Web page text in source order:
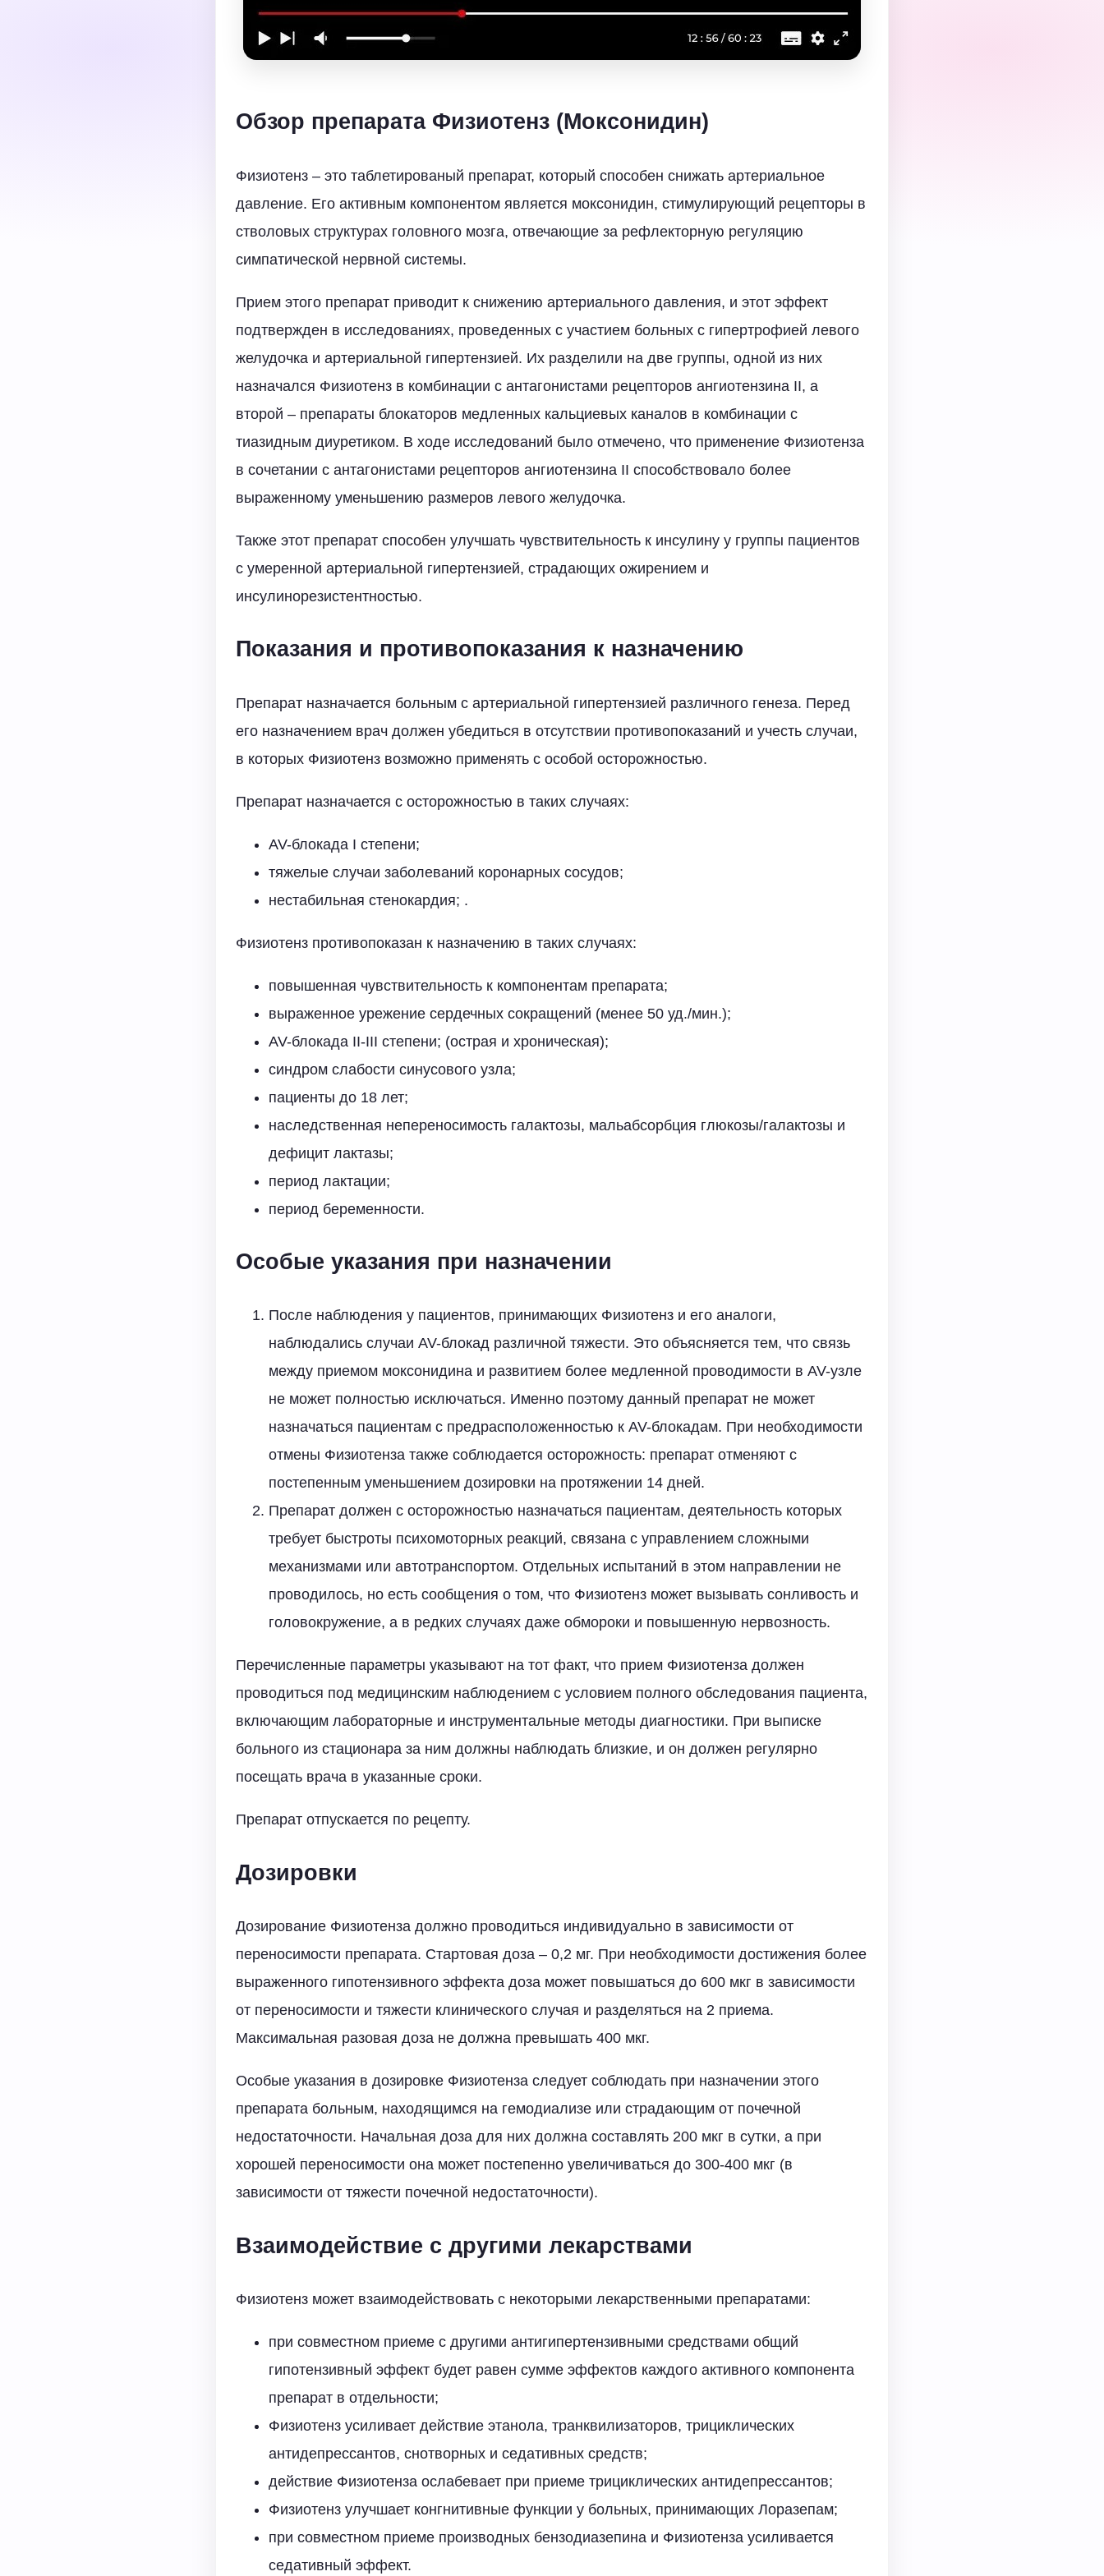
Обзор препарата Физиотенз (Моксонидин)
Физиотенз – это таблетированый препарат, который способен снижать артериальное
давление. Его активным компонентом является моксонидин, стимулирующий рецепторы в
стволовых структурах головного мозга, отвечающие за рефлекторную регуляцию
симпатической нервной системы.
Прием этого препарат приводит к снижению артериального давления, и этот эффект
подтвержден в исследованиях, проведенных с участием больных с гипертрофией левого
желудочка и артериальной гипертензией. Их разделили на две группы, одной из них
назначался Физиотенз в комбинации с антагонистами рецепторов ангиотензина II, а
второй – препараты блокаторов медленных кальциевых каналов в комбинации с
тиазидным диуретиком. В ходе исследований было отмечено, что применение Физиотенза
в сочетании с антагонистами рецепторов ангиотензина II способствовало более
выраженному уменьшению размеров левого желудочка.
Также этот препарат способен улучшать чувствительность к инсулину у группы пациентов
с умеренной артериальной гипертензией, страдающих ожирением и
инсулинорезистентностью.
Показания и противопоказания к назначению
Препарат назначается больным с артериальной гипертензией различного генеза. Перед
его назначением врач должен убедиться в отсутствии противопоказаний и учесть случаи,
в которых Физиотенз возможно применять с особой осторожностью.
Препарат назначается с осторожностью в таких случаях:
AV-блокада I степени;
тяжелые случаи заболеваний коронарных сосудов;
нестабильная стенокардия; .
Физиотенз противопоказан к назначению в таких случаях:
повышенная чувствительность к компонентам препарата;
выраженное урежение сердечных сокращений (менее 50 уд./мин.);
AV-блокада II-III степени; (острая и хроническая);
синдром слабости синусового узла;
пациенты до 18 лет;
наследственная непереносимость галактозы, мальабсорбция глюкозы/галактозы и
дефицит лактазы;
период лактации;
период беременности.
Особые указания при назначении
После наблюдения у пациентов, принимающих Физиотенз и его аналоги,
наблюдались случаи AV-блокад различной тяжести. Это объясняется тем, что связь
между приемом моксонидина и развитием более медленной проводимости в AV-узле
не может полностью исключаться. Именно поэтому данный препарат не может
назначаться пациентам с предрасположенностью к AV-блокадам. При необходимости
отмены Физиотенза также соблюдается осторожность: препарат отменяют с
постепенным уменьшением дозировки на протяжении 14 дней.
Препарат должен с осторожностью назначаться пациентам, деятельность которых
требует быстроты психомоторных реакций, связана с управлением сложными
механизмами или автотранспортом. Отдельных испытаний в этом направлении не
проводилось, но есть сообщения о том, что Физиотенз может вызывать сонливость и
головокружение, а в редких случаях даже обмороки и повышенную нервозность.
Перечисленные параметры указывают на тот факт, что прием Физиотенза должен
проводиться под медицинским наблюдением с условием полного обследования пациента,
включающим лабораторные и инструментальные методы диагностики. При выписке
больного из стационара за ним должны наблюдать близкие, и он должен регулярно
посещать врача в указанные сроки.
Препарат отпускается по рецепту.
Дозировки
Дозирование Физиотенза должно проводиться индивидуально в зависимости от
переносимости препарата. Стартовая доза – 0,2 мг. При необходимости достижения более
выраженного гипотензивного эффекта доза может повышаться до 600 мкг в зависимости
от переносимости и тяжести клинического случая и разделяться на 2 приема.
Максимальная разовая доза не должна превышать 400 мкг.
Особые указания в дозировке Физиотенза следует соблюдать при назначении этого
препарата больным, находящимся на гемодиализе или страдающим от почечной
недостаточности. Начальная доза для них должна составлять 200 мкг в сутки, а при
хорошей переносимости она может постепенно увеличиваться до 300-400 мкг (в
зависимости от тяжести почечной недостаточности).
Взаимодействие с другими лекарствами
Физиотенз может взаимодействовать с некоторыми лекарственными препаратами:
при совместном приеме с другими антигипертензивными средствами общий
гипотензивный эффект будет равен сумме эффектов каждого активного компонента
препарат в отдельности;
Физиотенз усиливает действие этанола, транквилизаторов, трициклических
антидепрессантов, снотворных и седативных средств;
действие Физиотенза ослабевает при приеме трициклических антидепрессантов;
Физиотенз улучшает конгнитивные функции у больных, принимающих Лоразепам;
при совместном приеме производных бензодиазепина и Физиотенза усиливается
седативный эффект.